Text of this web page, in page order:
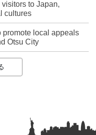
to Japan,
cultures
promote local appeals
Otsu City